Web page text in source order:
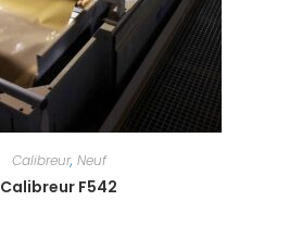
Calibreur, Neuf
Calibreur F542